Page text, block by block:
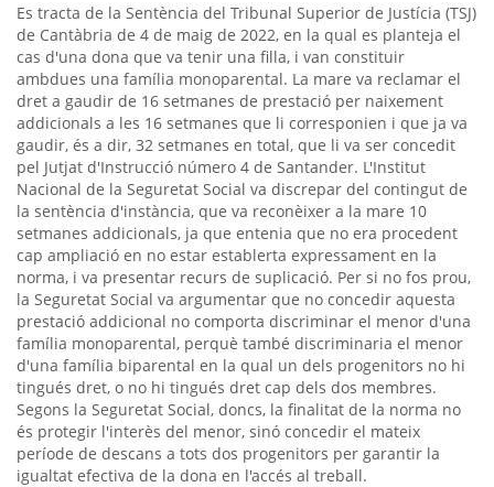
Es tracta de la Sentència del Tribunal Superior de Justícia (TSJ)
de Cantàbria de 4 de maig de 2022, en la qual es planteja el
cas d'una dona que va tenir una filla, i van constituir
ambdues una família monoparental. La mare va reclamar el
dret a gaudir de 16 setmanes de prestació per naixement
addicionals a les 16 setmanes que li corresponien i que ja va
gaudir, és a dir, 32 setmanes en total, que li va ser concedit
pel Jutjat d'Instrucció número 4 de Santander. L'Institut
Nacional de la Seguretat Social va discrepar del contingut de
la sentència d'instància, que va reconèixer a la mare 10
setmanes addicionals, ja que entenia que no era procedent
cap ampliació en no estar establerta expressament en la
norma, i va presentar recurs de suplicació. Per si no fos prou,
la Seguretat Social va argumentar que no concedir aquesta
prestació addicional no comporta discriminar el menor d'una
família monoparental, perquè també discriminaria el menor
d'una família biparental en la qual un dels progenitors no hi
tingués dret, o no hi tingués dret cap dels dos membres.
Segons la Seguretat Social, doncs, la finalitat de la norma no
és protegir l'interès del menor, sinó concedir el mateix
període de descans a tots dos progenitors per garantir la
igualtat efectiva de la dona en l'accés al treball.